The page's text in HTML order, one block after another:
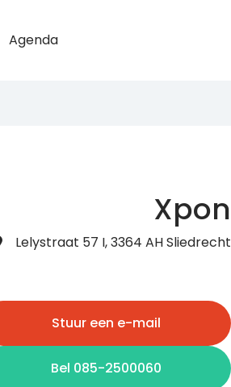
Agenda
Xpon
Lelystraat 57 I, 3364 AH Sliedrecht
Stuur een e-mail
Bel 085-2500060